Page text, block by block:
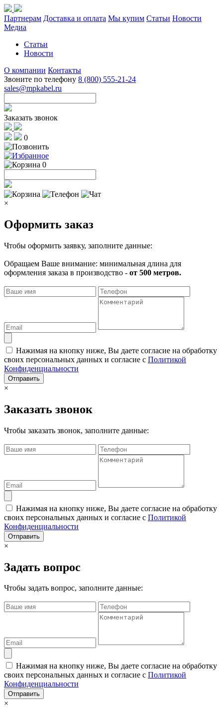
Партнерам Доставка и оплата Мы купим Статьи Новости
Медиа
Статьи
Новости
О компании Контакты
Звоните по телефону 8 (800) 555-21-24
sales@mpkabel.ru
Заказать звонок
0
0
×
Оформить заказ
Чтобы оформить заявку, заполните данные:
Обращаем Ваше внимание: минимальная длина для
оформления заказа в производство - от 500 метров.
Нажимая на кнопку ниже, Вы даете согласие на обработку
своих персональных данных и согласие с Политикой
Конфиденциальности
Отправить
×
Заказать звонок
Чтобы заказать звонок, заполните данные:
Нажимая на кнопку ниже, Вы даете согласие на обработку
своих персональных данных и согласие с Политикой
Конфиденциальности
Отправить
×
Задать вопрос
Чтобы задать вопрос, заполните данные:
Нажимая на кнопку ниже, Вы даете согласие на обработку
своих персональных данных и согласие с Политикой
Конфиденциальности
Отправить
×